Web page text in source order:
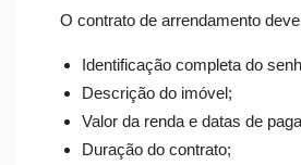
O contrato de arrendamento
Identificação completa do
Descrição do imóvel;
Valor da renda e datas de
Duração do contrato;